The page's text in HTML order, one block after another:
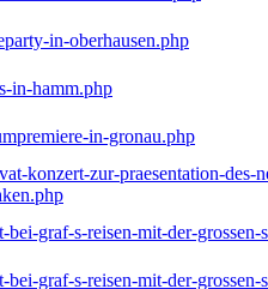
in-oberhausen.php
in-hamm.php
in-gronau.php
konzert-zur-praesentation-
bei-graf-s-reisen-mit-der-
bei-graf-s-reisen-mit-der-